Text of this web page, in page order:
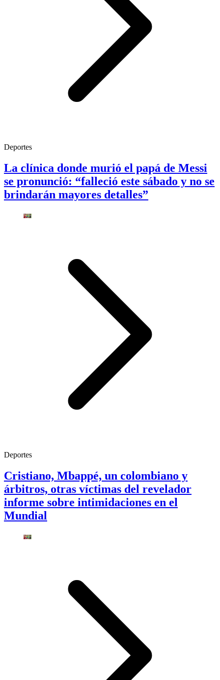
Deportes
La clínica donde murió el papá de Messi
se pronunció: “falleció este sábado y no se
brindarán mayores detalles”
Deportes
Cristiano, Mbappé, un colombiano y
árbitros, otras víctimas del revelador
informe sobre intimidaciones en el
Mundial